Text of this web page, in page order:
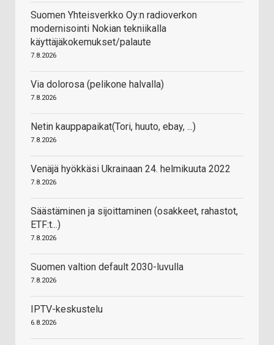
Suomen Yhteisverkko Oy:n radioverkon
modernisointi Nokian tekniikalla
käyttäjäkokemukset/palaute
7.8.2026
Via dolorosa (pelikone halvalla)
7.8.2026
Netin kauppapaikat(Tori, huuto, ebay, ...)
7.8.2026
Venäjä hyökkäsi Ukrainaan 24. helmikuuta 2022
7.8.2026
Säästäminen ja sijoittaminen (osakkeet, rahastot,
ETF:t...)
7.8.2026
Suomen valtion default 2030-luvulla
7.8.2026
IPTV-keskustelu
6.8.2026